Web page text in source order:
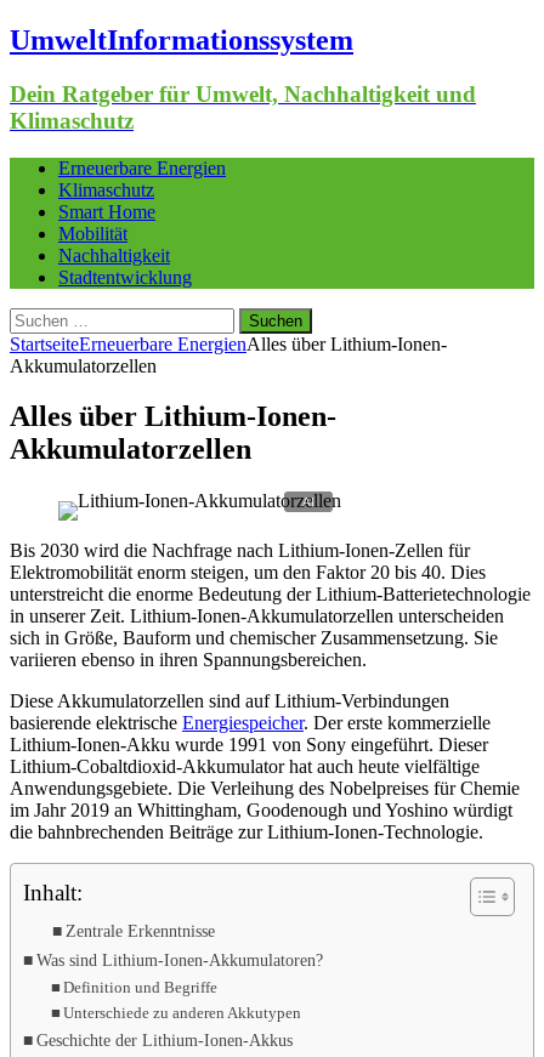
UmweltInformationssystem
Dein Ratgeber für Umwelt, Nachhaltigkeit und
Klimaschutz
Erneuerbare Energien
Klimaschutz
Smart Home
Mobilität
Nachhaltigkeit
Stadtentwicklung
Suchen
nach:
StartseiteErneuerbare EnergienAlles über Lithium-Ionen-
Akkumulatorzellen
Alles über Lithium-Ionen-
Akkumulatorzellen
Bis 2030 wird die Nachfrage nach Lithium-Ionen-Zellen für
Elektromobilität enorm steigen, um den Faktor 20 bis 40. Dies
unterstreicht die enorme Bedeutung der Lithium-Batterietechnologie
in unserer Zeit. Lithium-Ionen-Akkumulatorzellen unterscheiden
sich in Größe, Bauform und chemischer Zusammensetzung. Sie
variieren ebenso in ihren Spannungsbereichen.
Diese Akkumulatorzellen sind auf Lithium-Verbindungen
basierende elektrische Energiespeicher. Der erste kommerzielle
Lithium-Ionen-Akku wurde 1991 von Sony eingeführt. Dieser
Lithium-Cobaltdioxid-Akkumulator hat auch heute vielfältige
Anwendungsgebiete. Die Verleihung des Nobelpreises fürChemie
im Jahr 2019 an Whittingham, Goodenough und Yoshino würdigt
die bahnbrechenden Beiträge zur Lithium-Ionen-Technologie.
Inhalt:
Zentrale Erkenntnisse
Was sind Lithium-Ionen-Akkumulatoren?
Definition und Begriffe
Unterschiede zu anderen Akkutypen
Geschichte der Lithium-Ionen-Akkus